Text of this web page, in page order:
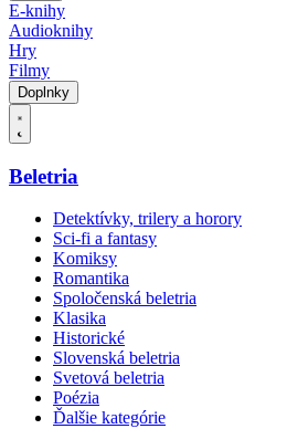
E-knihy
Audioknihy
Hry
Filmy
Doplnky
Beletria
Detektívky, trilery a horory
Sci-fi a fantasy
Komiksy
Romantika
Spoločenská beletria
Klasika
Historické
Slovenská beletria
Svetová beletria
Poézia
Ďalšie kategórie